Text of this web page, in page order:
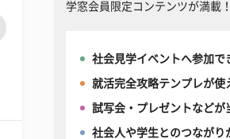
学窓会員限定コンテンツが満載！
社会見学イベントへ参加で
就活完全攻略テンプレが使
試写会・プレゼントなどが
社会人や学生とのつながり